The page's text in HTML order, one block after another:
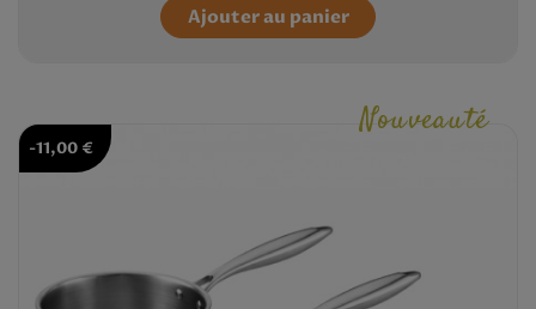
Ajouter au panier
-11,00 €
Nouveauté